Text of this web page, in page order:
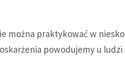
można praktykować w
powodujemy u